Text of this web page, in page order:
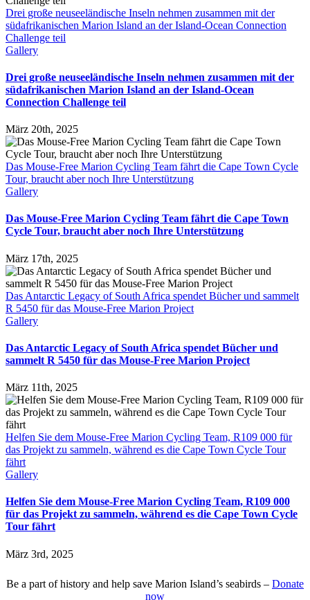
Mäusen
dient
das
Projekt
Drei große neuseeländische Inseln nehmen zusammen mit der
südafrikanischen Marion Island an der Island-Ocean Connection
Challenge teil
Gallery
Drei große neuseeländische Inseln nehmen zusammen mit der
südafrikanischen Marion Island an der Island-Ocean
Connection Challenge teil
März 20th, 2025
Das Mouse-Free Marion Cycling Team fährt die Cape Town Cycle
Tour, braucht aber noch Ihre Unterstützung
Gallery
Das Mouse-Free Marion Cycling Team fährt die Cape Town
Cycle Tour, braucht aber noch Ihre Unterstützung
März 17th, 2025
Das Antarctic Legacy of South Africa spendet Bücher und sammelt
R 5450 für das Mouse-Free Marion Project
Gallery
Das Antarctic Legacy of South Africa spendet Bücher und
sammelt R 5450 für das Mouse-Free Marion Project
März 11th, 2025
Helfen Sie dem Mouse-Free Marion Cycling Team, R109 000 für
das Projekt zu sammeln, während es die Cape Town Cycle Tour
fährt
Gallery
Helfen Sie dem Mouse-Free Marion Cycling Team, R109 000
für das Projekt zu sammeln, während es die Cape Town Cycle
Tour fährt
März 3rd, 2025
Be a part of history and help save Marion Island’s seabirds – Donate
now